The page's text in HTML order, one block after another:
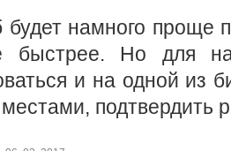
будет намного проще
быстрее. Но для
и на одной из
подтвердить